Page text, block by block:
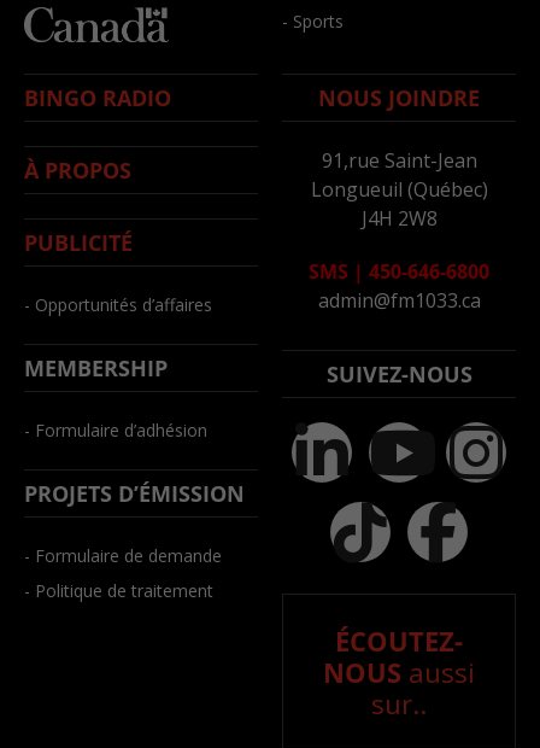
- Sports
BINGO RADIO
À PROPOS
PUBLICITÉ
- Opportunités d’affaires
MEMBERSHIP
- Formulaire d’adhésion
PROJETS D’ÉMISSION
- Formulaire de demande
- Politique de traitement
NOUS JOINDRE
91,rue Saint-Jean
Longueuil (Québec)
J4H 2W8
SMS | 450-646-6800
admin@fm1033.ca
SUIVEZ-NOUS
ÉCOUTEZ-
NOUS aussi
sur..